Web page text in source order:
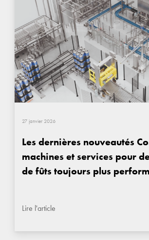
27 janvier 2026
Les dernières nouveautés
machines et services pour
de fûts toujours plus
Lire l'article